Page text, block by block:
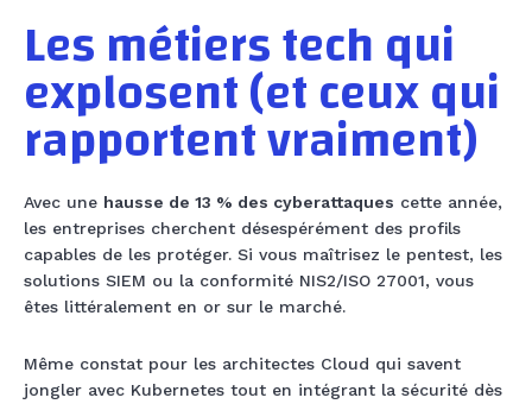
Les métiers tech qui
explosent (et ceux qui
rapportent vraiment)
Avec une hausse de 13 % des cyberattaques cette année,
les entreprises cherchent désespérément des profils
capables de les protéger. Si vous maîtrisez le pentest, les
solutions SIEM ou la conformité NIS2/ISO 27001, vous
êtes littéralement en or sur le marché.
Même constat pour les architectes Cloud qui savent
jongler avec Kubernetes tout en intégrant la sécurité dès